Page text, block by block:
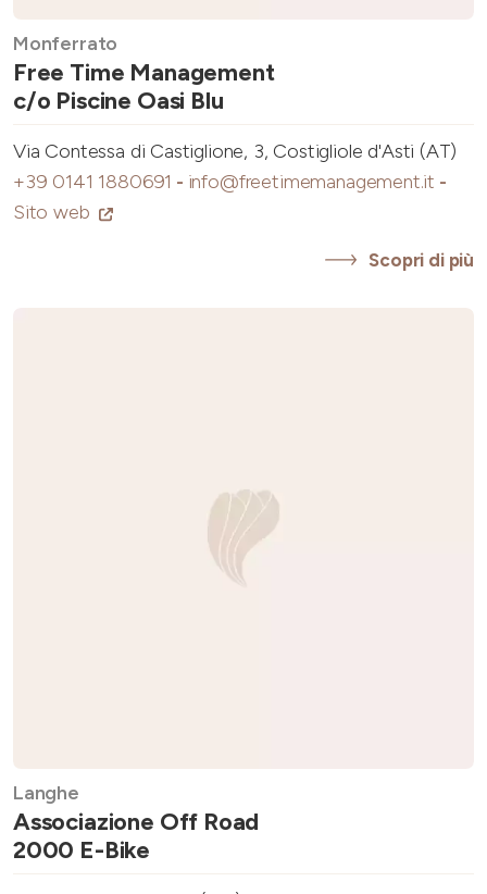
Monferrato
Free Time Management
c/o Piscine Oasi Blu
Via Contessa di Castiglione, 3, Costigliole d'Asti (AT)
+39 0141 1880691 - info@freetimemanagement.it -
Sito web
Scopri di più
Langhe
Associazione Off Road
2000 E-Bike